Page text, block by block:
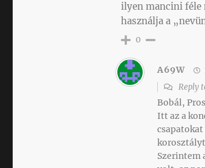
ilyen mancini féle
használja a
0
A69W
Reply
Bobál,
Itt az a
Szerintem